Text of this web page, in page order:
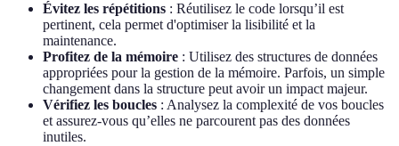
Évitez les répétitions : Réutilisez le code lorsqu’il est
pertinent, cela permet d'optimiser la lisibilité et la
maintenance.
Profitez de la mémoire : Utilisez des structures de données
appropriées pour la gestion de la mémoire. Parfois, un simple
changement dans la structure peut avoir un impact majeur.
Vérifiez les boucles : Analysez la complexité de vos boucles
et assurez-vous qu’elles ne parcourent pas des données
inutiles.